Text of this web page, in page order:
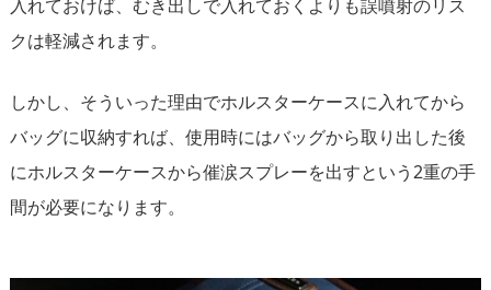
入れておけば、むき出しで入れておくよりも誤噴射のリス
クは軽減されます。
しかし、そういった理由でホルスターケースに入れてから
バッグに収納すれば、使用時にはバッグから取り出した後
にホルスターケースから催涙スプレーを出すという2重の手
間が必要になります。